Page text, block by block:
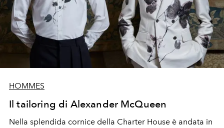
HOMMES
Il tailoring di Alexander McQueen
Nella splendida cornice della Charter House è andata in